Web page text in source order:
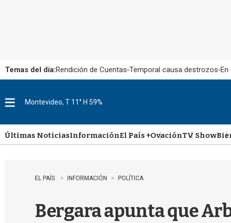
Temas del día:Rendición de Cuentas Temporal causa destrozos En
u
Montevideo, T 11° H 59%
Últimas NoticiasInformaciónEl País +OvaciónTV Show
EL PAÍS INFORMACIÓN POLÍTICA
Bergara apunta que